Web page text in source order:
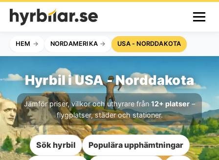
HEM NORDAMERIKA USA - NORDDAKOTA
Hyrbil i USA - Norddakota
Jämför priser, villkor och uthyrare från12+ platser –
flygplatser, städer och stationer.
Sök hyrbil Populära upphämtningar